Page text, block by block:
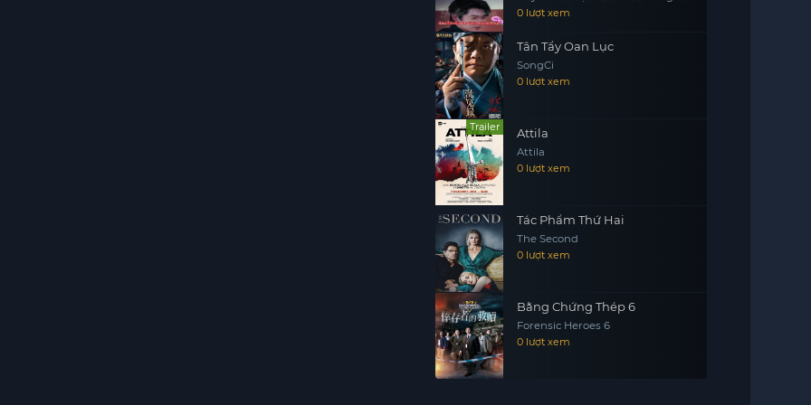
0 lượt xem
Tân Tẩy Oan Lục
SongCi
0 lượt xem
Trailer Attila
Attila
0 lượt xem
Tác Phẩm Thứ Hai
The Second
0 lượt xem
Bằng Chứng Thép 6
Forensic Heroes 6
0 lượt xem